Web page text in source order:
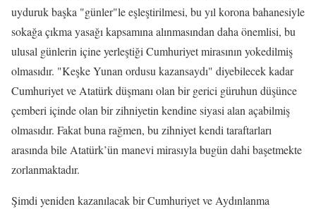
uyduruk başka "günler"le eşleştirilmesi, bu yıl korona bahanesiyle
sokağa çıkma yasağı kapsamına alınmasından daha önemlisi, bu
ulusal günlerin içine yerleştiği Cumhuriyet mirasının yokedilmiş
olmasıdır. "Keşke Yunan ordusu kazansaydı" diyebilecek kadar
Cumhuriyet ve Atatürk düşmanı olan bir gerici güruhun düşünce
çemberi içinde olan bir zihniyetin kendine siyasi alan açabilmiş
olmasıdır. Fakat buna rağmen, bu zihniyet kendi taraftarları
arasında bile Atatürk’ün manevi mirasıyla bugün dahi başetmekte
zorlanmaktadır.
Şimdi yeniden kazanılacak bir Cumhuriyet ve Aydınlanma